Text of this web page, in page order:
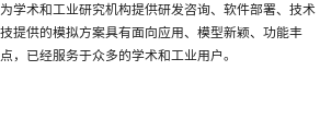
学术和工业研究机构提供研发咨询、软件部署、技术
提供的模拟方案具有面向应用、模型新颖、功能丰
，已经服务于众多的学术和工业用户。